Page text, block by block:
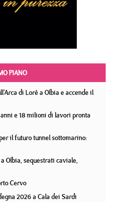
PIANO
di Lorè a Olbia e accende il
e 18 milioni di lavori pronta
il futuro tunnel sottomarino:
Olbia, sequestrati caviale,
Cervo
2026 a Cala dei Sardi